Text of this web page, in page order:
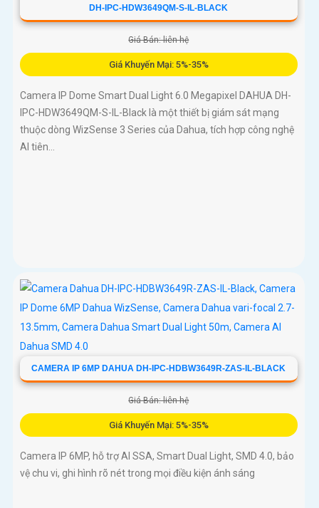
DH-IPC-HDW3649QM-S-IL-BLACK
Giá Bán: liên hệ
Giá Khuyến Mại: 5%-35%
Camera IP Dome Smart Dual Light 6.0 Megapixel DAHUA DH-
IPC-HDW3649QM-S-IL-Black là một thiết bị giám sát mạng
thuộc dòng WizSense 3 Series của Dahua, tích hợp công nghệ
AI tiên...
CAMERA IP 6MP DAHUA DH-IPC-HDBW3649R-ZAS-IL-BLACK
Giá Bán: liên hệ
Giá Khuyến Mại: 5%-35%
Camera IP 6MP, hỗ trợ AI SSA, Smart Dual Light, SMD 4.0, bảo
vệ chu vi, ghi hình rõ nét trong mọi điều kiện ánh sáng